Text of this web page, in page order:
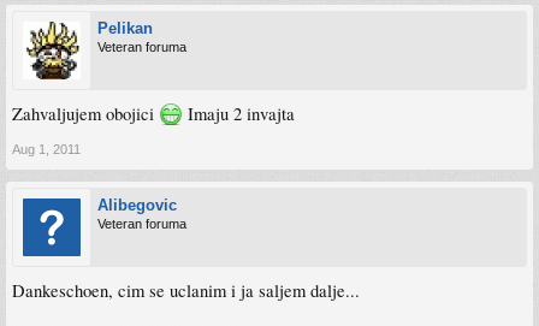
Pelikan
Veteran foruma
Zahvaljujem obojici Imaju 2 invajta
Aug 1, 2011
Alibegovic
Veteran foruma
Dankeschoen, cim se uclanim i ja saljem dalje...